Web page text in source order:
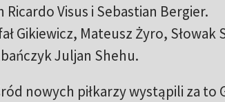
Ricardo Visus i Sebastian Bergier.
Gikiewicz, Mateusz Żyro,
Juljan Shehu.
nowych piłkarzy wystąpili za to